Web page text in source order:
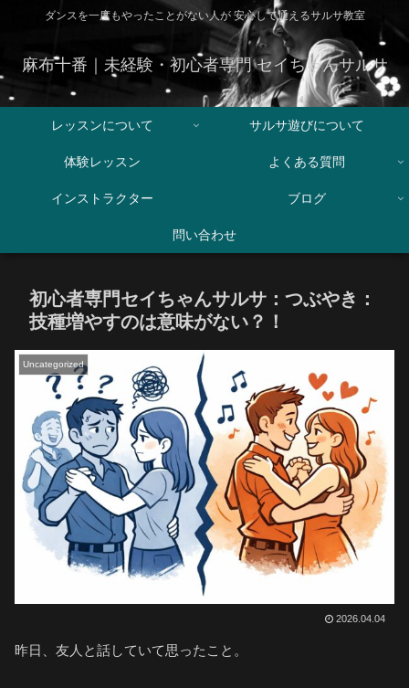
ダンスを一度もやったことがない人が 安心して通えるサルサ教室
麻布十番｜未経験・初心者専門 セイちゃんサルサ
レッスンについて サルサ遊びについて
体験レッスン よくある質問
インストラクター ブログ
問い合わせ
初心者専門セイちゃんサルサ：つぶやき：
技種増やすのは意味がない？！
Uncategorized
2026.04.04
昨日、友人と話していて思ったこと。